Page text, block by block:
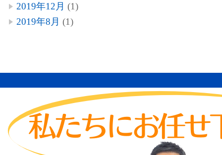
2019年12月 (1)
2019年8月 (1)